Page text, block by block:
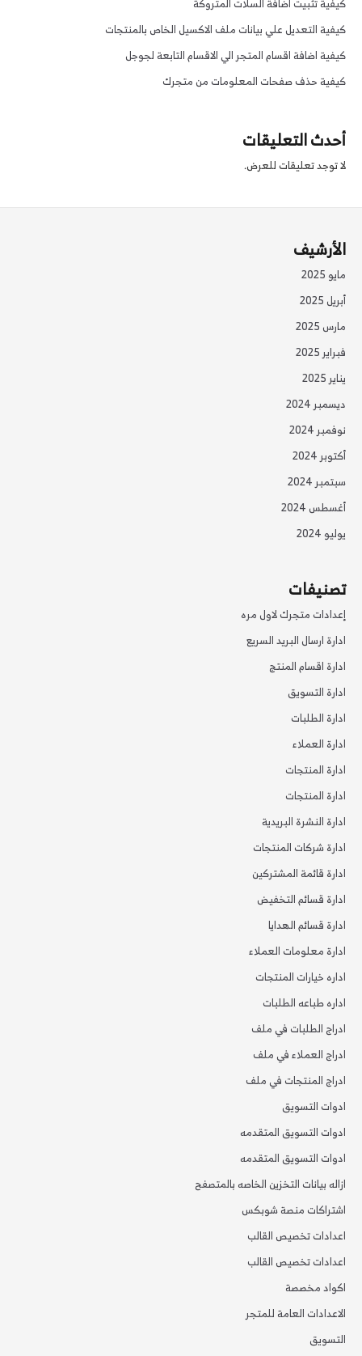
كيفية تثبيت اضافة السلات المتروكة
كيفية التعديل علي بيانات ملف الاكسيل الخاص بالمنتجات
كيفية اضافة اقسام المتجر الي الاقسام التابعة لجوجل
كيفية حذف صفحات المعلومات من متجرك
أحدث التعليقات
لا توجد تعليقات للعرض.
الأرشيف
مايو 2025
أبريل 2025
مارس 2025
فبراير 2025
يناير 2025
ديسمبر 2024
نوفمبر 2024
أكتوبر 2024
سبتمبر 2024
أغسطس 2024
يوليو 2024
تصنيفات
إعدادات متجرك لاول مره
ادارة ارسال البريد السريع
ادارة اقسام المنتج
ادارة التسويق
ادارة الطلبات
ادارة العملاء
ادارة المنتجات
ادارة المنتجات
ادارة النشرة البريدية
ادارة شركات المنتجات
ادارة قائمة المشتركين
ادارة قسائم التخفيض
ادارة قسائم الهدايا
ادارة معلومات العملاء
اداره خيارات المنتجات
اداره طباعه الطلبات
ادراج الطلبات في ملف
ادراج العملاء في ملف
ادراج المنتجات في ملف
ادوات التسويق
ادوات التسويق المتقدمه
ادوات التسويق المتقدمه
ازاله بيانات التخزين الخاصه بالمتصفح
اشتراكات منصة شوبكس
اعدادات تخصيص القالب
اعدادات تخصيص القالب
اكواد مخصصة
الاعدادات العامة للمتجر
التسويق